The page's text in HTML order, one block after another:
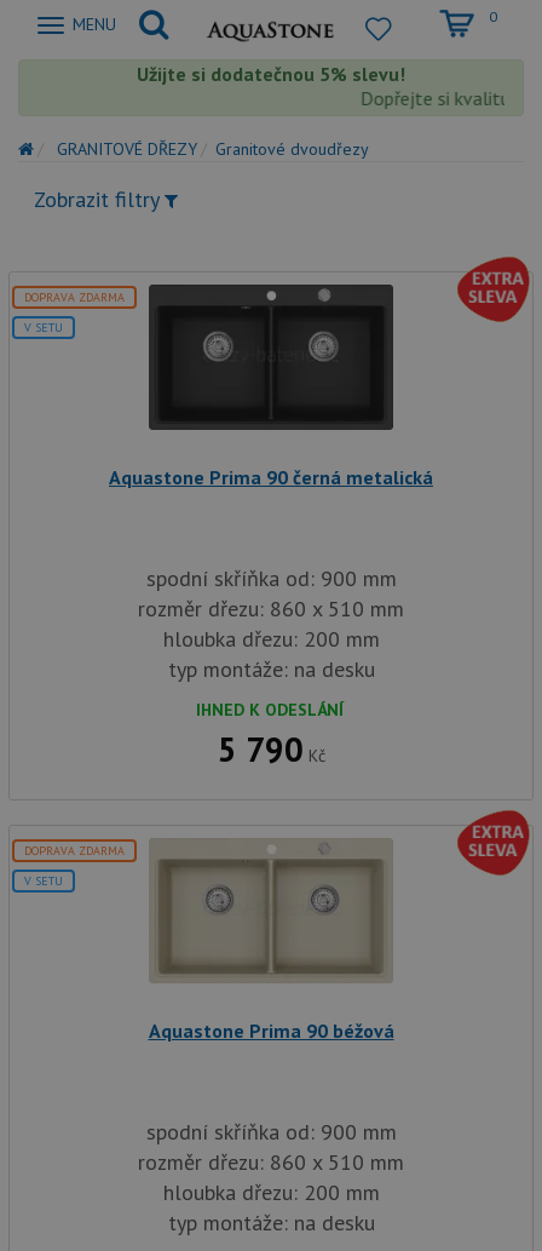
Zobrazit
MENU 0
Užijte si dodatečnou 5% slevu!
Dopřejte si kvalitu
GRANITOVÉ DŘEZY Granitové dvoudřezy
Zobrazit filtry
DOPRAVA ZDARMA
V SETU
Aquastone Prima 90 černá metalická
spodní skříňka od: 900 mm
rozměr dřezu: 860 x 510 mm
hloubka dřezu: 200 mm
typ montáže: na desku
IHNED K ODESLÁNÍ
5 790 Kč
DOPRAVA ZDARMA
V SETU
Aquastone Prima 90 béžová
spodní skříňka od: 900 mm
rozměr dřezu: 860 x 510 mm
hloubka dřezu: 200 mm
typ montáže: na desku